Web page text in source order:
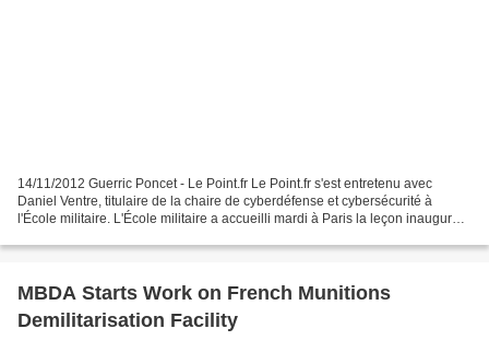
14/11/2012 Guerric Poncet - Le Point.fr Le Point.fr s'est entretenu avec
Daniel Ventre, titulaire de la chaire de cyberdéfense et cybersécurité à
l'École militaire. L'École militaire a accueilli mardi à Paris la leçon inaugurale
MBDA Starts Work on French Munitions
Demilitarisation Facility